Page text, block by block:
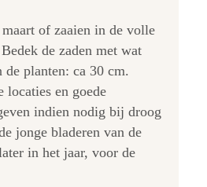
of zaaien in de volle
de zaden met wat
de planten: ca 30 cm.
locaties en goede
indien nodig bij droog
jonge bladeren van de
in het jaar, voor de